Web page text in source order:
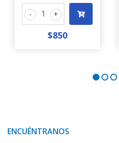
+
-
$850
ENCUÉNTRANOS